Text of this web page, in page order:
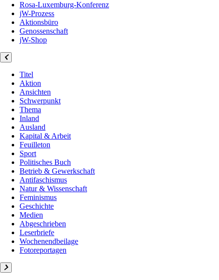
Rosa-Luxemburg-Konferenz
jW-Prozess
Aktionsbüro
Genossenschaft
jW-Shop
Titel
Aktion
Ansichten
Schwerpunkt
Thema
Inland
Ausland
Kapital & Arbeit
Feuilleton
Sport
Politisches Buch
Betrieb & Gewerkschaft
Antifaschismus
Natur & Wissenschaft
Feminismus
Geschichte
Medien
Abgeschrieben
Leserbriefe
Wochenendbeilage
Fotoreportagen